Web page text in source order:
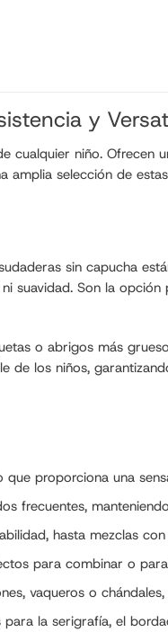
y
cualquier niño. Ofrecen
selección de
sin capucha
suavidad. Son la
o abrigos más
de los niños,
proporciona una
frecuentes,
hasta mezclas
para combinar o
vaqueros o
la serigrafía, el